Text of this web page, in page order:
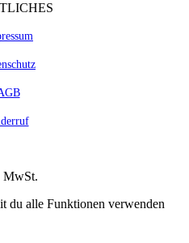
MwSt.
du alle Funktionen verwenden